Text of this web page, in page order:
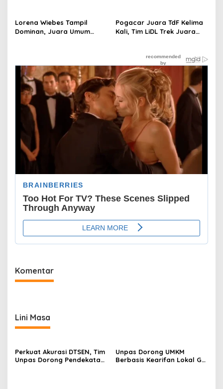
Lorena Wiebes Tampil
Dominan, Juara Umum
Pogacar Juara TdF Kelima
Kali, Tim LiDL Trek Juara
Komentar
Lini Masa
Perkuat Akurasi DTSEN, Tim
Unpas Dorong Pendekatan
Unpas Dorong UMKM
Berbasis Kearifan Lokal Go